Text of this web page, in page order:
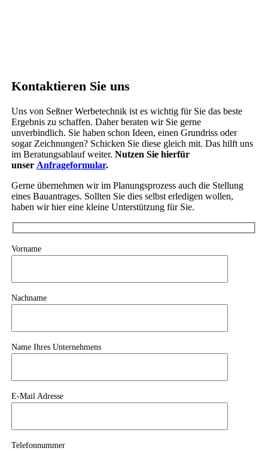
Kontaktieren Sie uns
Uns von Seßner Werbetechnik ist es wichtig für Sie das beste
Ergebnis zu schaffen. Daher beraten wir Sie gerne
unverbindlich. Sie haben schon Ideen, einen Grundriss oder
sogar Zeichnungen? Schicken Sie diese gleich mit. Das hilft uns
im Beratungsablauf weiter. Nutzen Sie hierfür
unser Anfrageformular.
Gerne übernehmen wir im Planungsprozess auch die Stellung
eines Bauantrages. Sollten Sie dies selbst erledigen wollen,
haben wir hier eine kleine Unterstützung für Sie.
Vorname
Nachname
Name Ihres Unternehmens
E-Mail Adresse
Telefonnummer